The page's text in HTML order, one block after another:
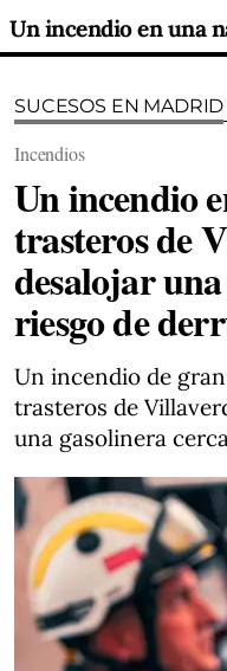
SUCESOS EN MADRID
Incendios
Un incendio
trasteros de
desalojar
riesgo de
Un incendio de
trasteros de
una gasolinera